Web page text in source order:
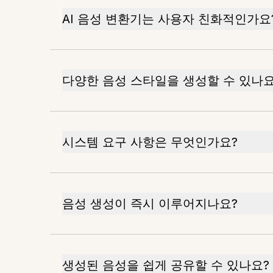
AI 음성 변환기는 사용자 친화적인가요
다양한 음성 스타일을 생성할 수 있나
시스템 요구 사항은 무엇인가요?
음성 생성이 즉시 이루어지나요?
생성된 음성을 쉽게 공유할 수 있나요?